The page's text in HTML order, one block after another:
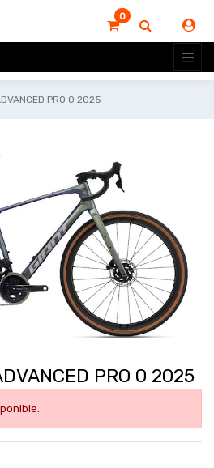
0
PRO 0 2025
PRO 0 2025